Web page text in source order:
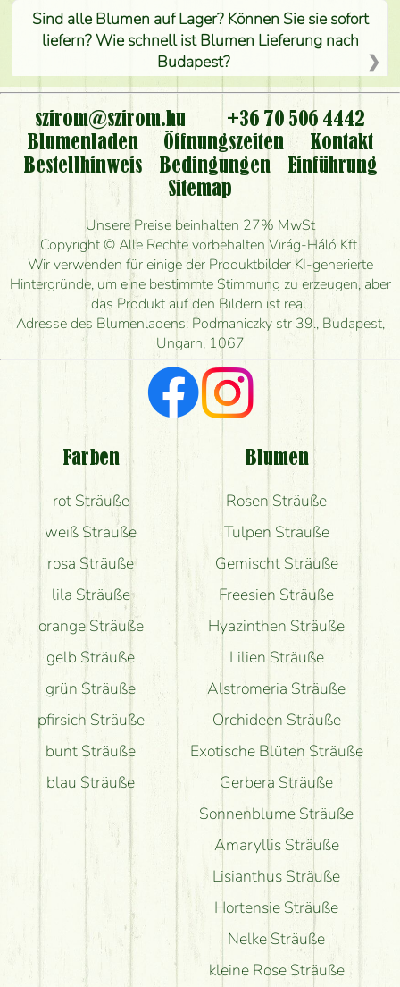
Sind alle Blumen auf Lager? Können Sie sie sofort
liefern? Wie schnell ist Blumen Lieferung nach
Budapest?
Ist der Blumenladen non stop geöffnet?
Kann ich den bestellten Blumenstrauß persönlich
nehmen oder nur per Blumenversand?
Ist eine Bestellung für ländliche Gebiete möglich?
Wie lange kann ich heute Blumen mit Lieferung
bestellen?
Wie schnell können Sie den Blumenstrauß
herstellen und wann können Sie ihn frühestens
liefern?
Ich suche rote Rosen, hast du welche?
Welche Rückmeldungen bekomme ich zum
Bekomme ich wirklich, was auf dem Bild zu sehen
szirom@szirom.hu
+36 70 506 4442
Blumenladen
Öffnungszeiten
Kontakt
Bestellhinweis
Bedingungen
Einführung
Sitemap
Unsere Preise beinhalten 27% MwSt
Copyright © Alle Rechte vorbehalten Virág-Háló Kft.
Wir verwenden für einige der Produktbilder KI-generierte
Hintergründe, um eine bestimmte Stimmung zu erzeugen, aber
das Produkt auf den Bildern ist real.
Adresse des Blumenladens: Podmaniczky str 39., Budapest,
Ungarn, 1067
Farben
rot Sträuße
weiß Sträuße
rosa Sträuße
lila Sträuße
orange Sträuße
gelb Sträuße
grün Sträuße
pfirsich Sträuße
bunt Sträuße
blau Sträuße
Blumen
Rosen Sträuße
Tulpen Sträuße
Gemischt Sträuße
Freesien Sträuße
Hyazinthen Sträuße
Lilien Sträuße
Alstromeria Sträuße
Orchideen Sträuße
Exotische Blüten Sträuße
Gerbera Sträuße
Sonnenblume Sträuße
Amaryllis Sträuße
Lisianthus Sträuße
Hortensie Sträuße
Nelke Sträuße
kleine Rose Sträuße